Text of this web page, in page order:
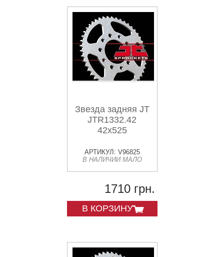
Звезда задняя JT
JTR1332.42
42x525
АРТИКУЛ: V96825
В НАЛИЧИИ МАЛО
1710 грн.
В КОРЗИНУ